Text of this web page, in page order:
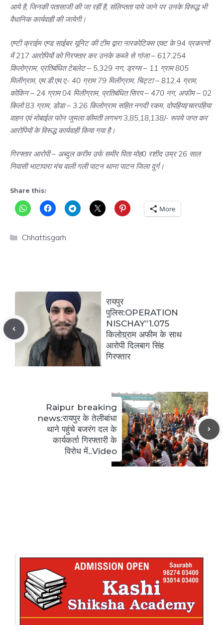
आये है, जिनकी पतासाजी की जा रहीं है, संलिप्तता पाये जाने पर उनके विरूद्ध भी
वैधानिक कार्यवाही की जायेगी।
एण्टी क्राईम एण्ड साईबर यूनिट की टीम द्वारा नारकोटिक्स एक्ट के 94 प्रकरणों
में 217 आरोपियों को गिरफ्तार कर उनके कब्जे से गांजा – 617.254
किलोग्राम, प्रतिबंधित टेबलेट – 5,329 नग, ड्रग्स – 11 ग्राम 805
मिलीग्राम, एम.डी.एम.ए.- 40 ग्राम 79 मिलीग्राम, चिट्टा – 812.4 ग्राम,
कोकिन – 24 ग्राम 04 मिलीग्राम, प्रतिबंधित सिरप – 470 नग, अफीम – 02
किलो 83 ग्राम, डोडा – 3.26 किलोग्राम सहित नगदी रकम, दोपहिया/चारपहिया
वाहन एवं मोबाईल फोन जुमला कीमती लगभग 3,85,18,138/- रूपये जप्त कर
आरोपियों के विरूद्ध कार्यवाही किया गया है।
गिरफ्तार आरोपी – अब्दुल करीम उर्फ समीर पिता मोह0 रशीद उम्र 26 साल
निवासी भाटापारा मंच वाली गली पाटन थाना पाटन जिला दुर्ग।
Share this:
More
Categories
Chhattisgarh
रायपुर
पुलिस:OPERATION
NISCHAY”1.075
किलोग्र्राम अफीम के साथ
आरोपी दिलबाग सिंह
गिरफ्तार
Raipur breaking
news:रायपुर के तेलीबांधा
थाने पहुंचे बजरंग दल के
कार्यकर्ता गिरफ्तारी के
विरोध में..Video